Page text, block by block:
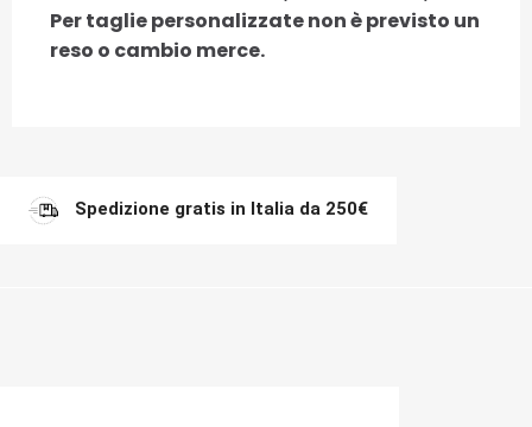
Per taglie personalizzate non è previsto un
reso o cambio merce.
Spedizione gratis in Italia da 250€